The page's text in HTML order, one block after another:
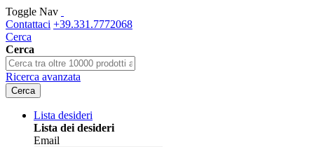
Toggle Nav
Contattaci +39.331.7772068
Cerca
Cerca
Ricerca avanzata
Cerca
Lista desideri
Lista dei desideri
Email